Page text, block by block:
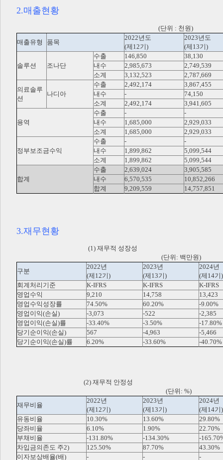
2.매출현황
(단위 : 천원)
매출유형
품목
2022년도
2023년도
(제12기)
(제13기)
솔루션 조나단
수출 146,850
38,130
내수
2,985,673
2,749,539
소계
3,132,523
2,787,669
의료솔루
션
나디아
수출 2,492,174
3,867,455
내수
-
74,150
소계
2,492,174 3,941,605
용역
수출 -
-
내수
1,685,000
2,929,033
소계
1,685,000 2,929,033
정부보조금수익
수출 -
-
내수
1,899,862
5,099,544
소계
1,899,862 5,099,544
합계
수출 2,639,024
3,905,585
내수
6,570,535
10,852,266
합계
9,209,559 14,757,851
3.재무현황
(1) 재무적 성장성
(단위: 백만원)
구분
2022년 2023년
2024년
(제12기)
(제13기)
(제14기)
회계처리기준
K-IFRS K-IFRS
K-IFRS
영업수익
9,210 14,758
13,423
영업수익성장률
74.50% 60.20%
-9.00%
영업이익(손실)
-3,073 -522
-2,385
영업이익(손실)률
-33.40% -3.50%
-17.80%
당기순이익(손실)
567 -4,963
-5,466
당기순이익(손실)률
6.20% -33.60% -40.70%
(2) 재무적 안정성
(단위: %)
재무비율
2022년 2023년
2024년
(제12기)
(제13기)
(제14기)
유동비율
10.30% 13.60%
29.80%
당좌비율
6.10% 1.90%
22.70%
부채비율
-131.80% -134.30%
-
차입금의존도 주2)
125.50% 87.70%
43.30%
이자보상배율(배)
- - -